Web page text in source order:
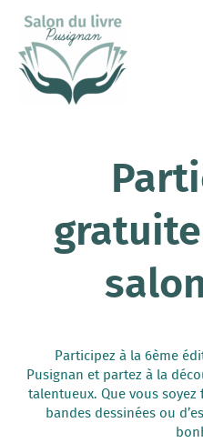
contenu
Participez à la 6ème
Pusignan et partez à la
talentueux. Que vous
bandes dessinées ou